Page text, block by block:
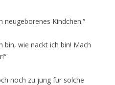
neugeborenes Kindchen.“
bin, wie nackt ich bin! Mach
noch zu jung für solche